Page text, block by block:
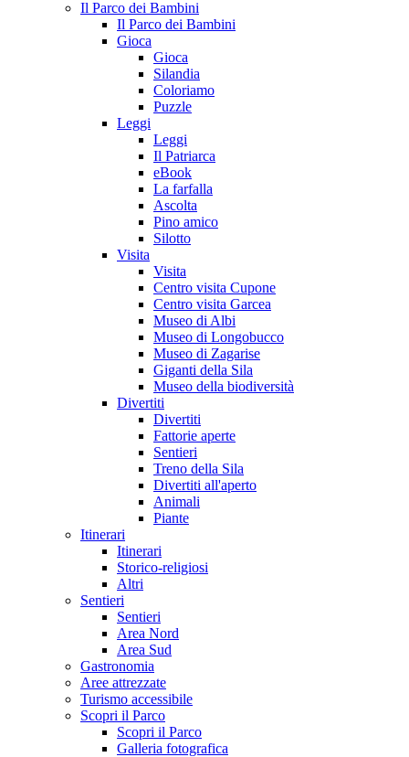
Il Parco dei Bambini
Il Parco dei Bambini
Gioca
Gioca
Silandia
Coloriamo
Puzzle
Leggi
Leggi
Il Patriarca
eBook
La farfalla
Ascolta
Pino amico
Silotto
Visita
Visita
Centro visita Cupone
Centro visita Garcea
Museo di Albi
Museo di Longobucco
Museo di Zagarise
Giganti della Sila
Museo della biodiversità
Divertiti
Divertiti
Fattorie aperte
Sentieri
Treno della Sila
Divertiti all'aperto
Animali
Piante
Itinerari
Itinerari
Storico-religiosi
Altri
Sentieri
Sentieri
Area Nord
Area Sud
Gastronomia
Aree attrezzate
Turismo accessibile
Scopri il Parco
Scopri il Parco
Galleria fotografica